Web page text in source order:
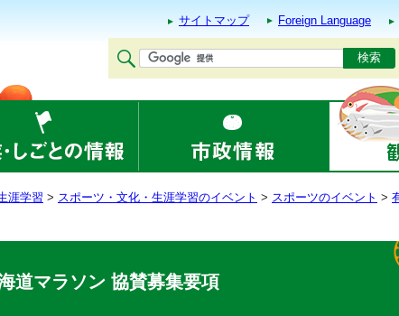
サイトマップ Foreign Language
涯学習 > スポーツ・文化・生涯学習のイベント > スポーツのイベント >
道マラソン 協賛募集要項